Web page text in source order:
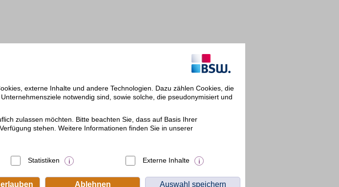
externe Inhalte und andere Technologien. Dazu zählen Cookies, die
notwendig sind, sowie solche, die pseudonymisiert und
zulassen möchten. Bitte beachten Sie, dass auf Basis Ihrer
stehen. Weitere Informationen finden Sie in unserer
Statistiken Externe Inhalte
Ablehnen Auswahl speichern